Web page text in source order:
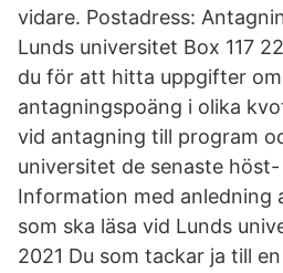
vidare. Postadress:
Lunds universitet Box 117
du för att hitta uppgifter
antagningspoäng i olika
vid antagning till program
universitet de senaste
Information med anledning
som ska läsa vid Lunds
2021 Du som tackar ja till